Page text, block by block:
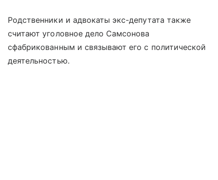
Родственники и адвокаты экс-депутата также
считают уголовное дело Самсонова
сфабрикованным и связывают его с политической
деятельностью.